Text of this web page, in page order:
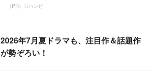
（PR）ジハンピ
2026年7月夏ドラマも、注目作＆話題作
が勢ぞろい！